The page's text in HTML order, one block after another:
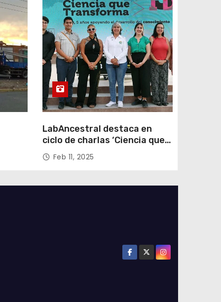
LabAncestral destaca en
ciclo de charlas ‘Ciencia que
Transforma’ de ANID
Feb 11, 2025